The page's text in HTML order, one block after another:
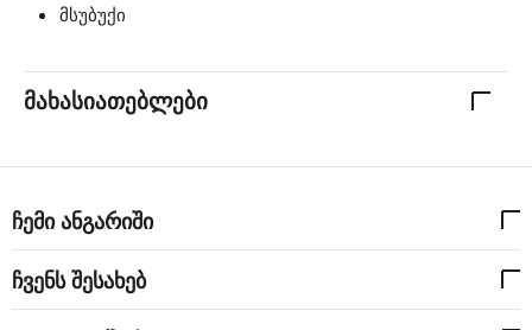
მსუბუქი
მახასიათებლები
ჩემი ანგარიში
ჩვენს შესახებ